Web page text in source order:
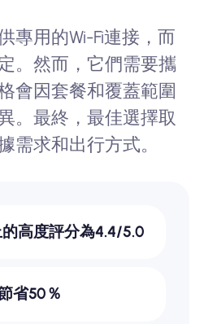
專用的Wi-Fi連接，而
。然而，它們需要攜
會因套餐和覆蓋範圍
。最終，最佳選擇取
需求和出行方式。
高度評分為4.4/5.0
省50％